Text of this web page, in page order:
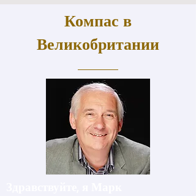
Компас в
Великобритании